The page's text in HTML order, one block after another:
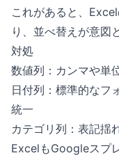
これがあると、
り、並べ替えが意図
対処
数値列：カンマや単
日付列：標準的なフ
統一
カテゴリ列：表記揺
ExcelもGoogleスプ